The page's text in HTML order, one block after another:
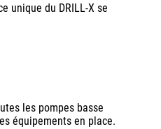
unique du DRILL-X se
les pompes basse
équipements en place.